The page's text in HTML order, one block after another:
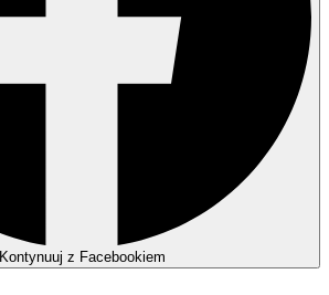
Kontynuuj z Facebookiem